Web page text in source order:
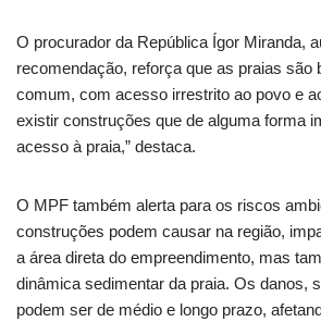
O procurador da República Ígor Miranda,
recomendação, reforça que as praias são
comum, com acesso irrestrito ao povo e
existir construções que de alguma forma
acesso à praia,” destaca.
O MPF também alerta para os riscos
construções podem causar na região,
a área direta do empreendimento, mas
dinâmica sedimentar da praia. Os danos,
podem ser de médio e longo prazo,